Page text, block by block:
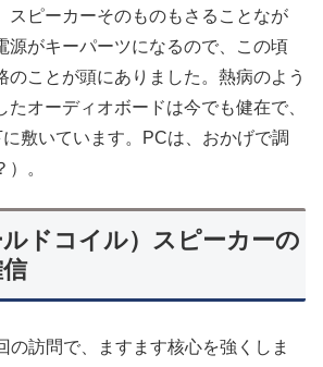
スピーカーそのものもさることなが
源がキーパーツになるので、この頃
のことが頭にありました。熱病のよう
たオーディオボードは今でも健在で、
敷いています。PCは、おかげで調
。
ドコイル）スピーカーの
の訪問で、ますます核心を強くしま